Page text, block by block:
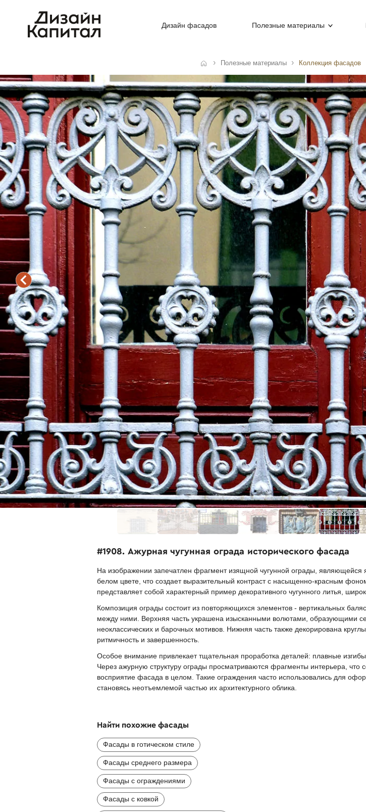
Дизайн фасадов Полезные материалы
Полезные материалы Коллекция фасадов
#1908. Ажурная чугунная ограда исторического фасада
На изображении запечатлен фрагмент изящной чугунной ограды,
белом цвете, что создает выразительный контраст с насыщенно-красным
представляет собой характерный пример декоративного чугунного литья,
Композиция ограды состоит из повторяющихся элементов - вертикальных
между ними. Верхняя часть украшена изысканными волютами, образующими
неоклассических и барочных мотивов. Нижняя часть также декорирована
ритмичность и завершенность.
Особое внимание привлекает тщательная проработка деталей: плавные
Через ажурную структуру ограды просматриваются фрагменты интерьера, что
восприятие фасада в целом. Такие ограждения часто использовались для
становясь неотъемлемой частью их архитектурного облика.
Найти похожие фасады
Фасады в готическом стиле
Фасады среднего размера
Фасады с ограждениями
Фасады с ковкой